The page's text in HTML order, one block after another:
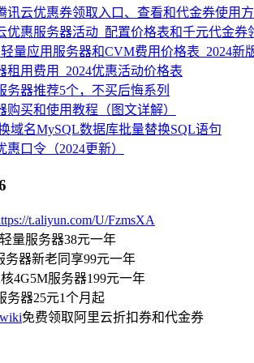
讯云优惠券领取入口、查看和代金券使用
优惠服务器活动_配置价格表和千元代金券
量应用服务器和CVM费用价格表_2024新
租用费用_2024优惠活动价格表
务器推荐5个，不买后悔系列
购买和使用教程（图文详解）
域名MySQL数据库批量替换SQL语句
惠口令（2024更新）
t.aliyun.com/U/FzmsXA
量服务器38元一年
务器新老同享99元一年
4G5M服务器199元一年
务器25元1个月起
免费领取阿里云折扣券和代金券